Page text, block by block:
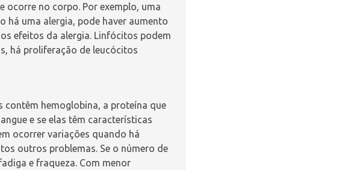
ocorre no corpo. Por exemplo, uma
há uma alergia, pode haver aumento
efeitos da alergia. Linfócitos podem
, há proliferação de leucócitos
contêm hemoglobina, a proteína que
e se elas têm características
ocorrer variações quando há
outros problemas. Se o número de
e fraqueza. Com menor